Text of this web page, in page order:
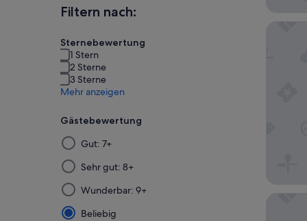
Filtern nach:
Sternebewertung
1 Stern
2 Sterne
3 Sterne
Mehr anzeigen
Gästebewertung
Die
Ergebnisse
werden
nach
der
Auswahl
Gut: 7+
Sehr gut: 8+
Wunderbar: 9+
Beliebig
Four